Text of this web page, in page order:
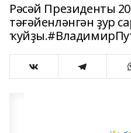
Рәсәй Президенты
тәғәйенләнгән ҙур